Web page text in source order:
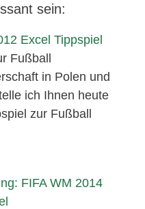
sein:
Excel Tippspiel
Fußball
in Polen und
ich Ihnen heute
zur Fußball
FIFA WM 2014